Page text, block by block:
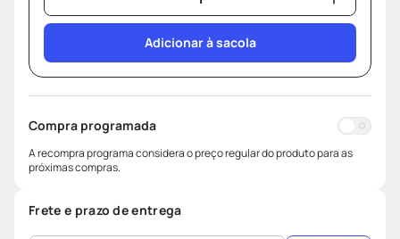
Adicionar à sacola
Compra programada
A recompra programa considera o preço regular do produto para as
próximas compras.
Frete e prazo de entrega